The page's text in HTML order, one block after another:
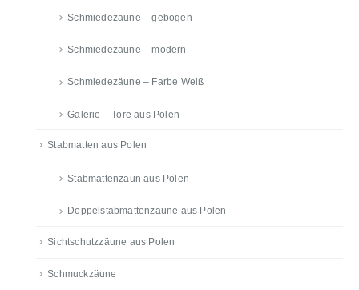
Schmiedezäune – gebogen
Schmiedezäune – modern
Schmiedezäune – Farbe Weiß
Galerie – Tore aus Polen
Stabmatten aus Polen
Stabmattenzaun aus Polen
Doppelstabmattenzäune aus Polen
Sichtschutzzäune aus Polen
Schmuckzäune